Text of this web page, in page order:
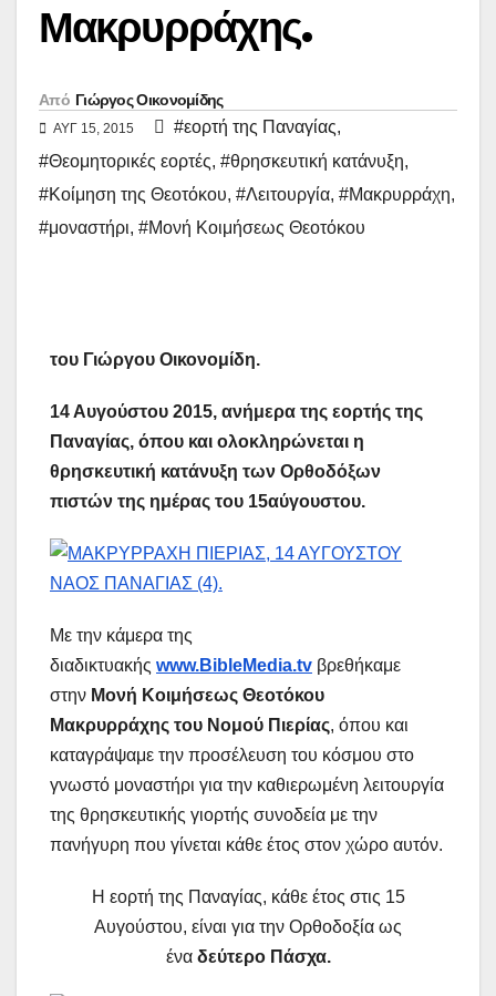
Μακρυρράχης.
Από Γιώργος Οικονομίδης
ΑΥΓ 15, 2015 #εορτή της Παναγίας,
#Θεομητορικές εορτές, #θρησκευτική κατάνυξη,
#Κοίμηση της Θεοτόκου, #Λειτουργία, #Μακρυρράχη,
#μοναστήρι, #Μονή Κοιμήσεως Θεοτόκου
του Γιώργου Οικονομίδη.
14 Αυγούστου 2015, ανήμερα της εορτής της
Παναγίας, όπου και ολοκληρώνεται η
θρησκευτική κατάνυξη των Ορθοδόξων
πιστών της ημέρας του 15αύγουστου.
Με την κάμερα της
διαδικτυακής www.BibleMedia.tv βρεθήκαμε
στην Μονή Κοιμήσεως Θεοτόκου
Μακρυρράχης του Νομού Πιερίας, όπου και
καταγράψαμε την προσέλευση του κόσμου στο
γνωστό μοναστήρι για την καθιερωμένη λειτουργία
της θρησκευτικής γιορτής συνοδεία με την
πανήγυρη που γίνεται κάθε έτος στον χώρο αυτόν.
Η εορτή της Παναγίας, κάθε έτος στις 15
Αυγούστου, είναι για την Ορθοδοξία ως
ένα δεύτερο Πάσχα.